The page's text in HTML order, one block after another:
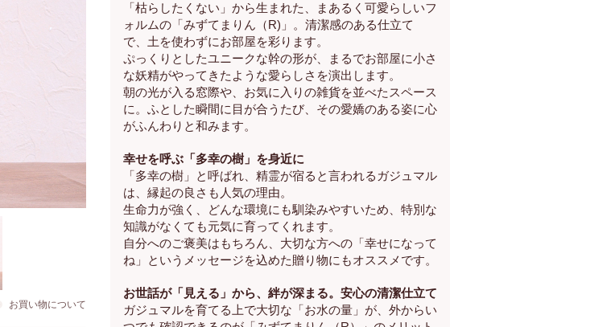
お買い物について
「枯らしたくない」から生まれた、まあるく可愛らしいフ
ォルムの「みずてまりん（R)」。清潔感のある仕立て
で、土を使わずにお部屋を彩ります。
ぷっくりとしたユニークな幹の形が、まるでお部屋に小さ
な妖精がやってきたような愛らしさを演出します。
朝の光が入る窓際や、お気に入りの雑貨を並べたスペース
に。ふとした瞬間に目が合うたび、その愛嬌のある姿に心
がふんわりと和みます。
幸せを呼ぶ「多幸の樹」を身近に
「多幸の樹」と呼ばれ、精霊が宿ると言われるガジュマル
は、縁起の良さも人気の理由。
生命力が強く、どんな環境にも馴染みやすいため、特別な
知識がなくても元気に育ってくれます。
自分へのご褒美はもちろん、大切な方への「幸せになって
ね」というメッセージを込めた贈り物にもオススメです。
お世話が「見える」から、絆が深まる。安心の清潔仕立て
ガジュマルを育てる上で大切な「お水の量」が、外からい